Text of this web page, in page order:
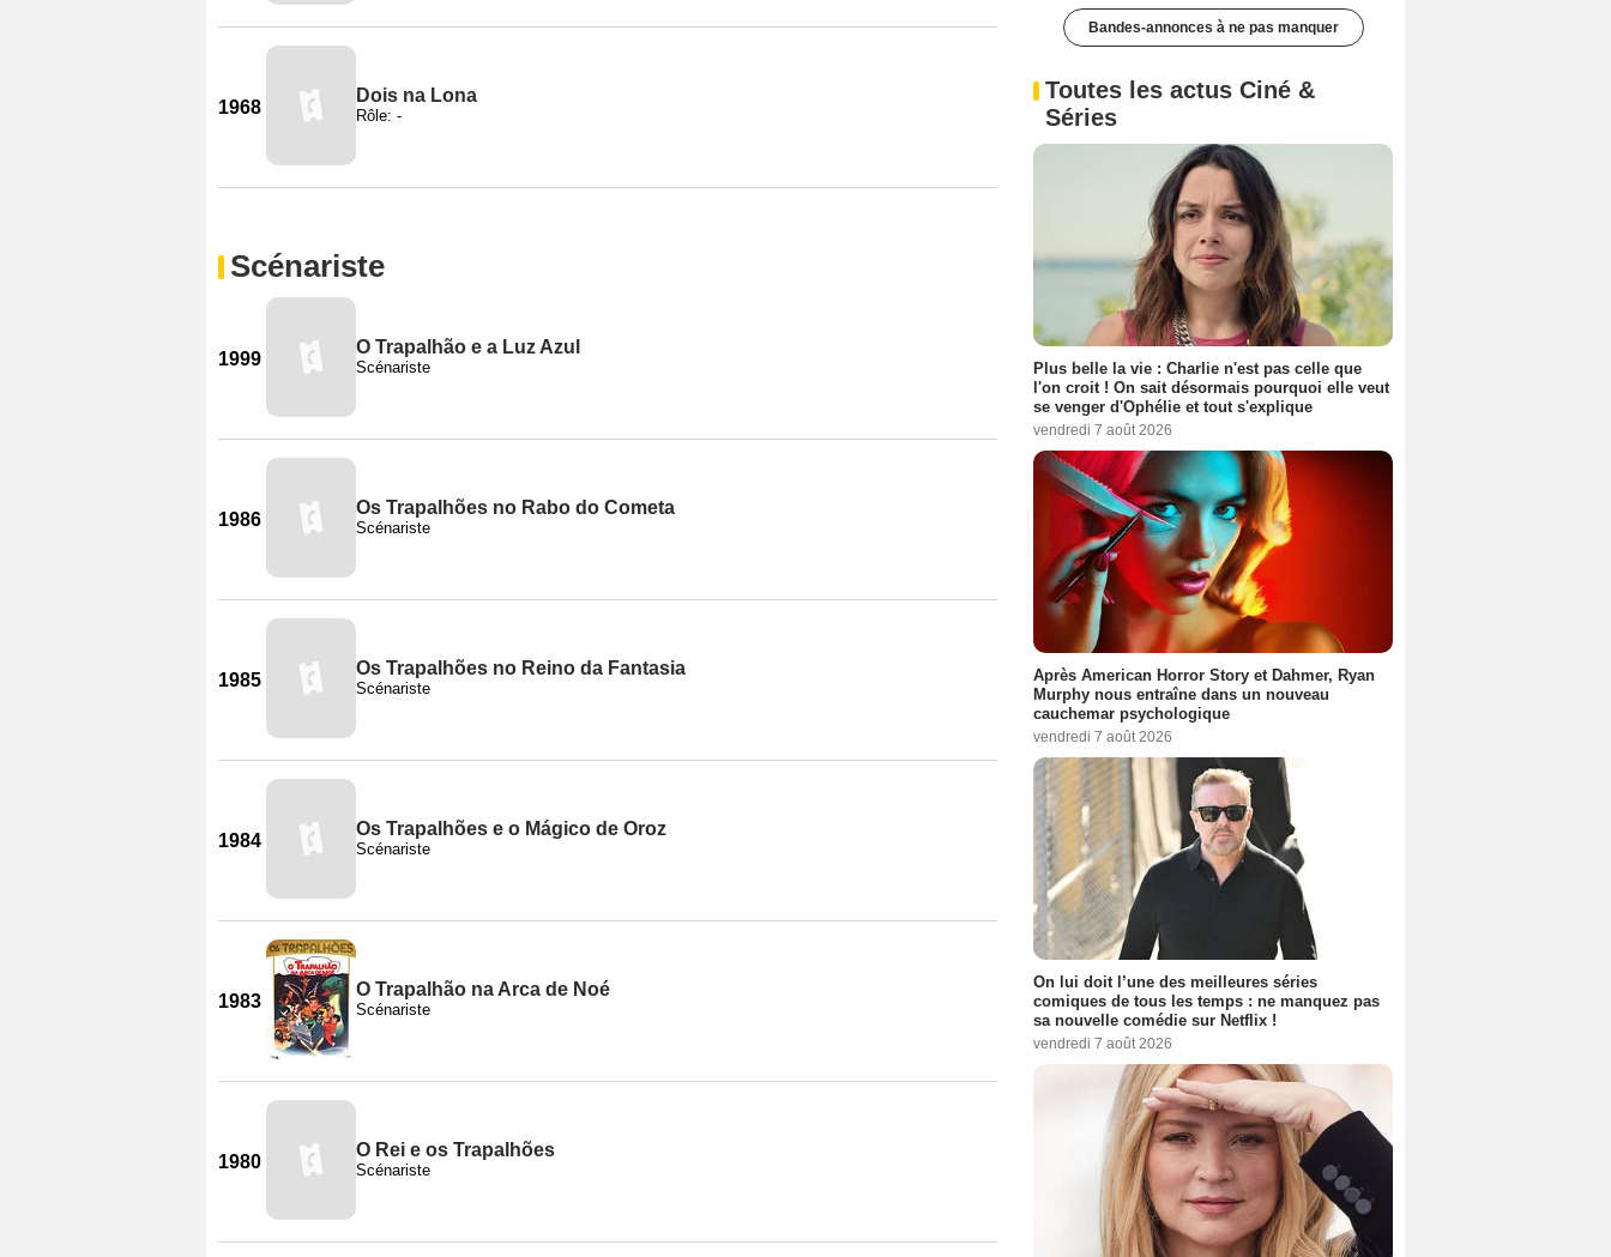
1968
Dois na Lona
Rôle: -
Scénariste
1999
O Trapalhão e a Luz Azul
Scénariste
1986
Os Trapalhões no Rabo do Cometa
Scénariste
1985
Os Trapalhões no Reino da Fantasia
Scénariste
1984
Os Trapalhões e o Mágico de Oroz
Scénariste
1983
O Trapalhão na Arca de Noé
Scénariste
1980
O Rei e os Trapalhões
Scénariste
Bandes-annonces à ne pas manquer
Toutes les actus Ciné &
Séries
Plus belle la vie : Charlie n'est pas celle que
l'on croit ! On sait désormais pourquoi elle veut
se venger d'Ophélie et tout s'explique
vendredi 7 août 2026
Après American Horror Story et Dahmer, Ryan
Murphy nous entraîne dans un nouveau
cauchemar psychologique
vendredi 7 août 2026
On lui doit l’une des meilleures séries
comiques de tous les temps : ne manquez pas
sa nouvelle comédie sur Netflix !
vendredi 7 août 2026